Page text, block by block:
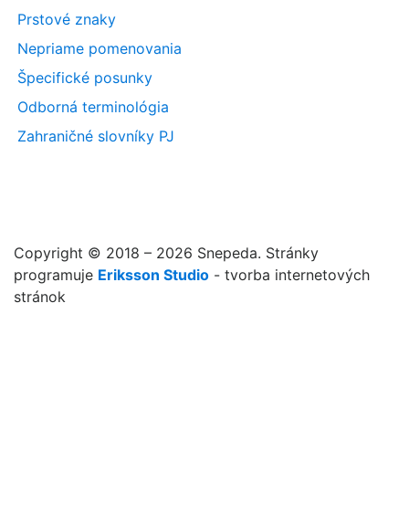
Prstové znaky
Nepriame pomenovania
Špecifické posunky
Odborná terminológia
Zahraničné slovníky PJ
Copyright © 2018 – 2026 Snepeda. Stránky
programuje Eriksson Studio - tvorba internetových
stránok